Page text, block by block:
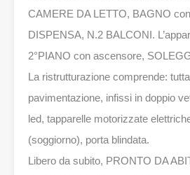
CAMERE DA LETTO, BAGNO
DISPENSA, N.2 BALCONI.
2°PIANO con ascensore,
La ristrutturazione comprende:
pavimentazione, infissi in doppio
led, tapparelle motorizzate
(soggiorno), porta blindata.
Libero da subito, PRONTO DA